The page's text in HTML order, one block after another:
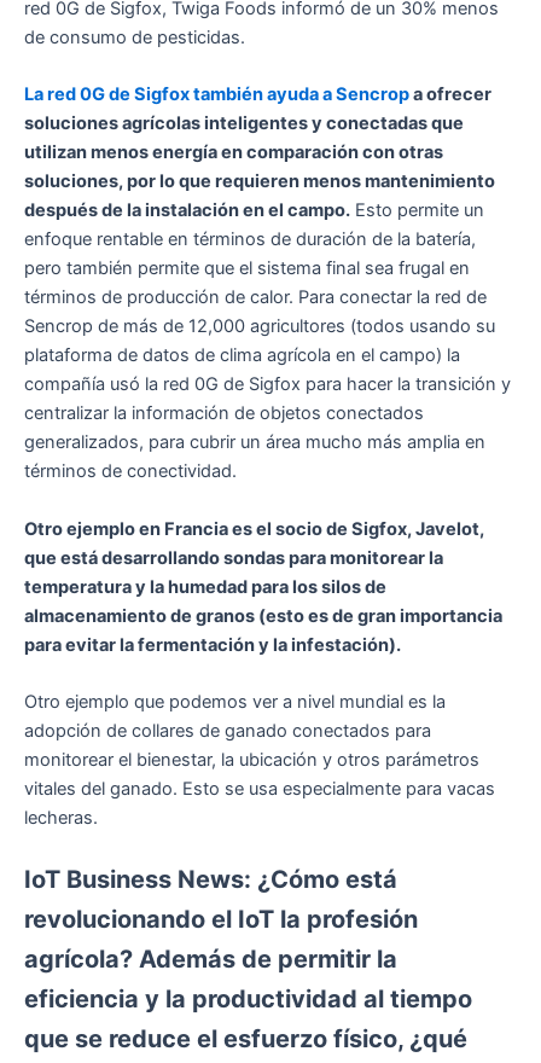
red 0G de Sigfox, Twiga Foods informó de un 30% menos
de consumo de pesticidas.
La red 0G de Sigfox también ayuda a Sencropa ofrecer
soluciones agrícolas inteligentes y conectadas que
utilizan menos energía en comparación con otras
soluciones, por lo que requieren menos mantenimiento
después de la instalación en el campo. Esto permite un
enfoque rentable en términos de duración de la batería,
pero también permite que el sistema final sea frugal en
términos de producción de calor. Para conectar la red de
Sencrop de más de 12,000 agricultores (todos usando su
plataforma de datos de clima agrícola en el campo) la
compañía usó la red 0G de Sigfox para hacer la transición y
centralizar la información de objetos conectados
generalizados, para cubrir un área mucho más amplia en
términos de conectividad.
Otro ejemplo en Francia es el socio de Sigfox, Javelot,
que está desarrollando sondas para monitorear la
temperatura y la humedad para los silos de
almacenamiento de granos (esto es de gran importancia
para evitar la fermentación y la infestación).
Otro ejemplo que podemos ver a nivel mundial es la
adopción de collares de ganado conectados para
monitorear el bienestar, la ubicación y otros parámetros
vitales del ganado. Esto se usa especialmente para vacas
lecheras.
IoT Business News: ¿Cómo está
revolucionando el IoT la profesión
agrícola? Además de permitir la
eficiencia y la productividad al tiempo
que se reduce el esfuerzo físico, ¿qué